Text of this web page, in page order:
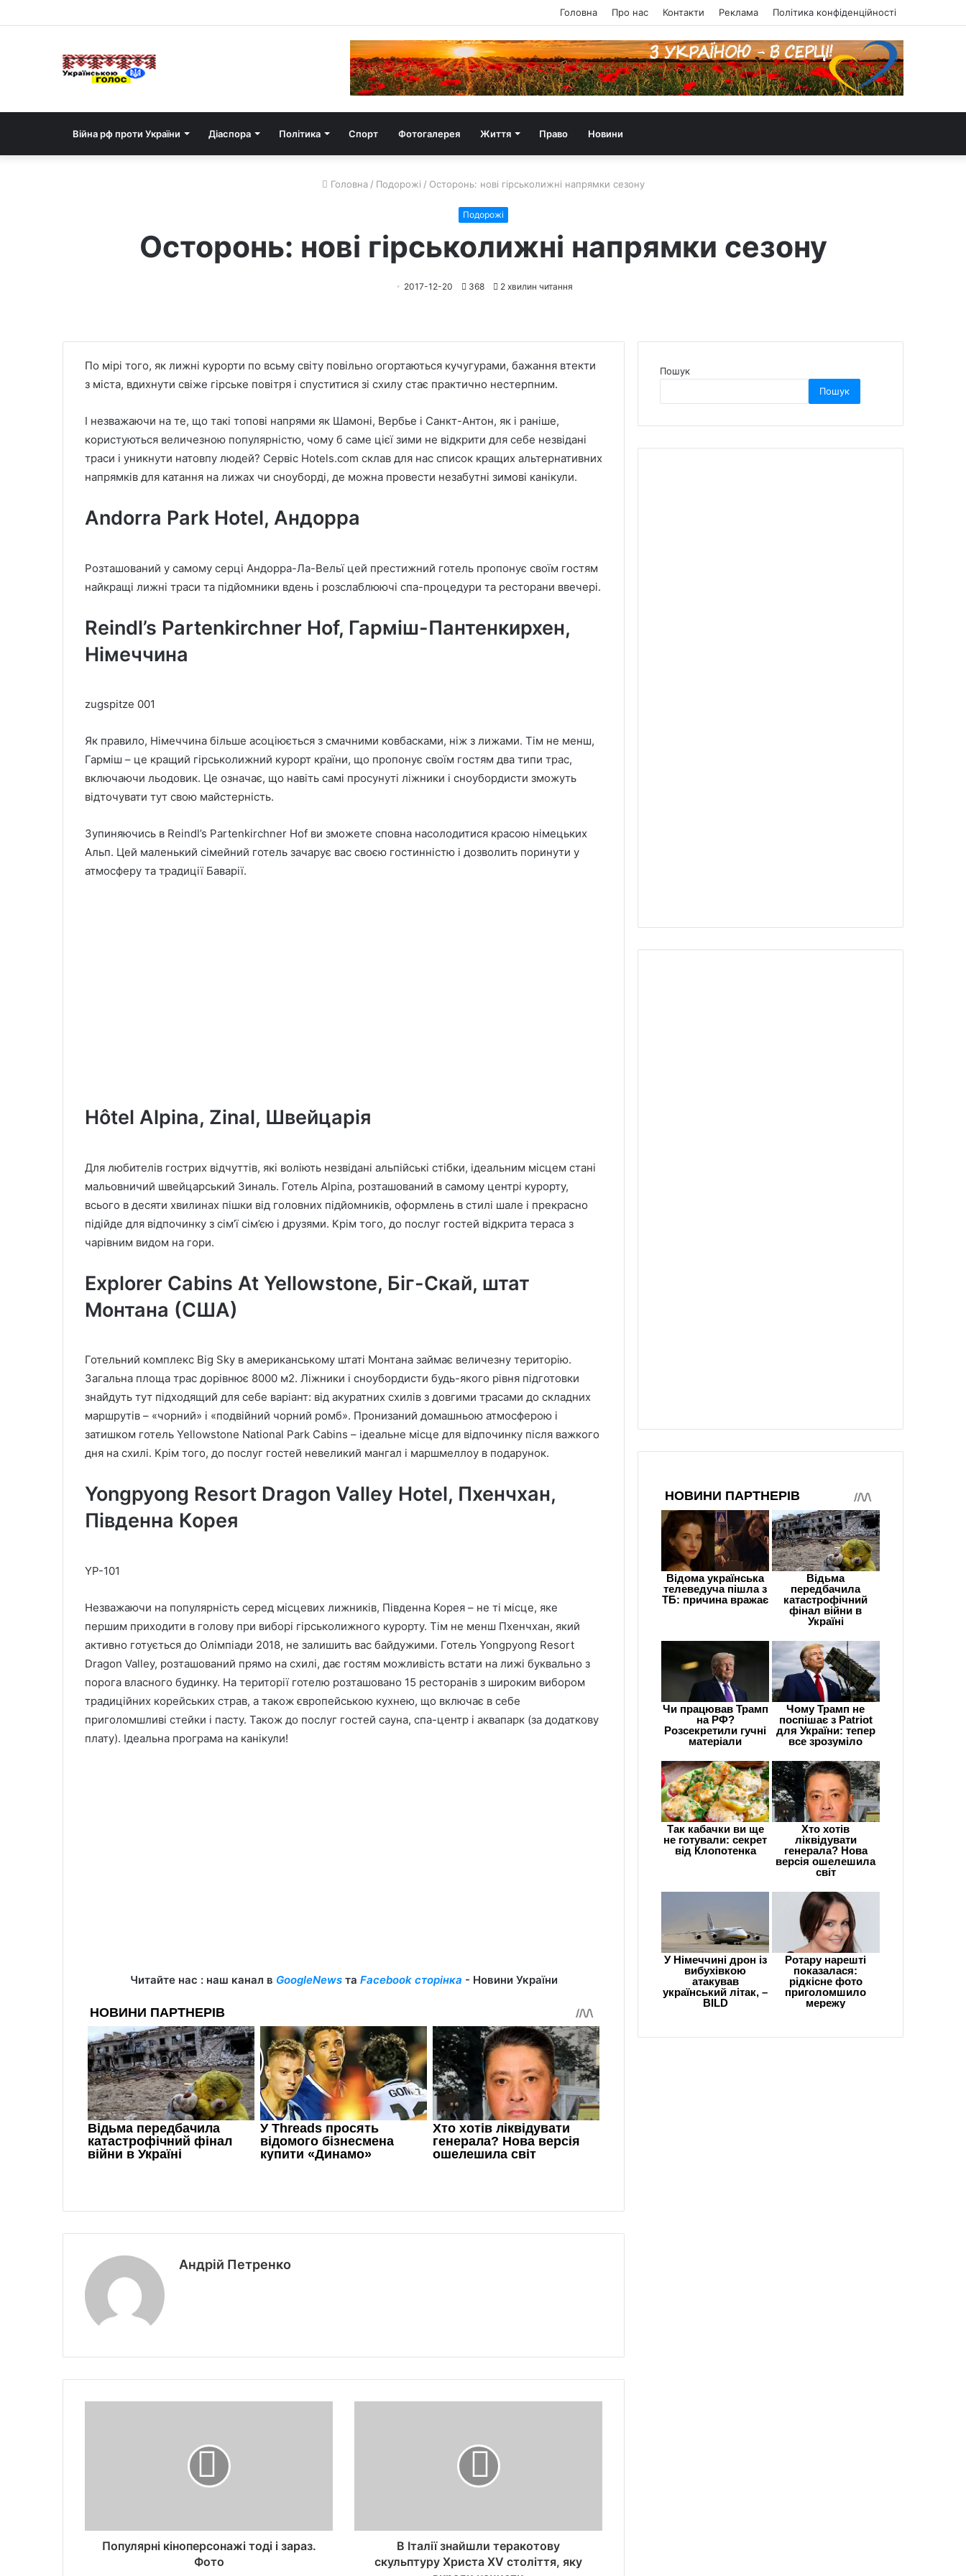
Головна Про нас Контакти Реклама Політика конфіденційності
Війна рф проти України Діаспора Політика Спорт Фотогалерея Життя Право Новини
Головна / Подорожі / Осторонь: нові гірськолижні напрямки сезону
Подорожі
Осторонь: нові гірськолижні напрямки сезону
2017-12-20 368 2 хвилин читання
По мірі того, як лижні курорти по всьму світу повільно огортаються кучугурами, бажання втекти
з міста, вдихнути свіже гірське повітря і спуститися зі схилу стає практично нестерпним.
І незважаючи на те, що такі топові напрями як Шамоні, Вербье і Санкт-Антон, як і раніше,
користуються величезною популярністю, чому б саме цієї зими не відкрити для себе незвідані
траси і уникнути натовпу людей? Сервіс Hotels.com склав для нас список кращих альтернативних
напрямків для катання на лижах чи сноуборді, де можна провести незабутні зимові канікули.
Andorra Park Hotel, Андорра
Розташований у самому серці Андорра-Ла-Вельї цей престижний готель пропонує своїм гостям
найкращі лижні траси та підйомники вдень і розслаблюючі спа-процедури та ресторани ввечері.
Reindl’s Partenkirchner Hof, Гарміш-Пантенкирхен,
Німеччина
zugspitze 001
Як правило, Німеччина більше асоціюється з смачними ковбасками, ніж з лижами. Тім не менш,
Гарміш – це кращий гірськолижний курорт країни, що пропонує своїм гостям два типи трас,
включаючи льодовик. Це означає, що навіть самі просунуті ліжники і сноубордисти зможуть
відточувати тут свою майстерність.
Зупиняючись в Reindl’s Partenkirchner Hof ви зможете сповна насолодитися красою німецьких
Альп. Цей маленький сімейний готель зачарує вас своєю гостинністю і дозволить поринути у
атмосферу та традиції Баварії.
Hôtel Alpina, Zinal, Швейцарія
Для любителів гострих відчуттів, які воліють незвідані альпійські стібки, ідеальним місцем стані
мальовничий швейцарський Зиналь. Готель Alpina, розташований в самому центрі курорту,
всього в десяти хвилинах пішки від головних підйомників, оформлень в стилі шале і прекрасно
підійде для відпочинку з сім’ї сім’єю і друзями. Крім того, до послуг гостей відкрита тераса з
чарівним видом на гори.
Explorer Cabins At Yellowstone, Біг-Скай, штат
Монтана (США)
Готельний комплекс Big Sky в американському штаті Монтана займає величезну територію.
Загальна площа трас дорівнює 8000 м2. Ліжники і сноубордисти будь-якого рівня підготовки
знайдуть тут підходящий для себе варіант: від акуратних схилів з довгими трасами до складних
маршрутів – «чорний» і «подвійний чорний ромб». Пронизаний домашньою атмосферою і
затишком готель Yellowstone National Park Cabins – ідеальне місце для відпочинку після важкого
дня на схилі. Крім того, до послуг гостей невеликий мангал і маршмеллоу в подарунок.
Yongpyong Resort Dragon Valley Hotel, Пхенчхан,
Південна Корея
YP-101
Незважаючи на популярність серед місцевих лижників, Південна Корея – не ті місце, яке
першим приходити в голову при виборі гірськолижного курорту. Тім не менш Пхенчхан, який
активно готується до Олімпіади 2018, не залишить вас байдужими. Готель Yongpyong Resort
Dragon Valley, розташований прямо на схилі, дає гостям можливість встати на лижі буквально з
порога власного будинку. На території готелю розташовано 15 ресторанів з широким вибором
традиційних корейських страв, а також європейською кухнею, що включає в себе
приголомшливі стейки і пасту. Також до послуг гостей сауна, спа-центр і аквапарк (за додаткову
плату). Ідеальна програма на канікули!
Читайте нас : наш канал в GoogleNewsта Facebook сторінка - Новини України
Андрій Петренко
Популярні кіноперсонажі тоді і зараз.
Фото
В Італії знайшли теракотову
скульптуру Христа XV століття, яку
Пошук
Пошук